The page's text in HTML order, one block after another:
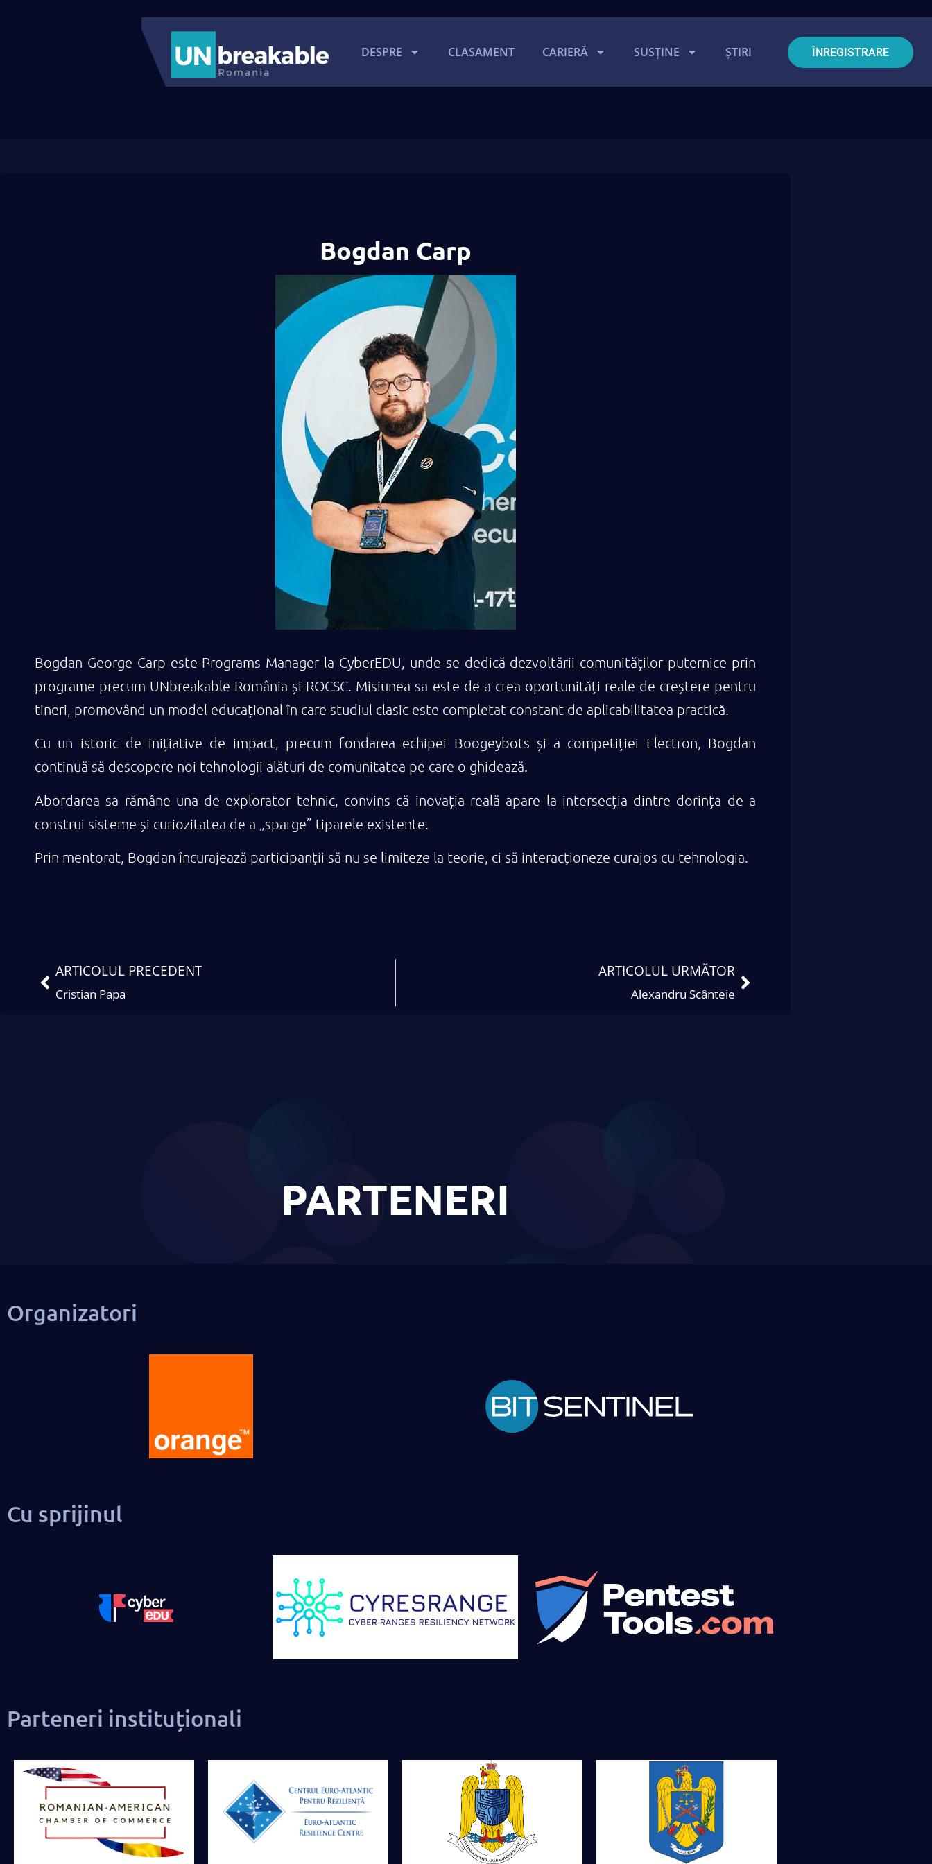
DESPRE CLASAMENT CARIERĂ SUSȚINE ȘTIRI ÎNREGISTRARE
Bogdan Carp
Bogdan George Carp este Programs Manager la CyberEDU, unde se dedică dezvoltării comunităților puternice prin
programe precum UNbreakable România și ROCSC. Misiunea sa este de a crea oportunități reale de creștere pentru
tineri, promovând un model educațional în care studiul clasic este completat constant de aplicabilitatea practică.
Cu un istoric de inițiative de impact, precum fondarea echipei Boogeybots și a competiției Electron, Bogdan
continuă să descopere noi tehnologii alături de comunitatea pe care o ghidează.
Abordarea sa rămâne una de explorator tehnic, convins că inovația reală apare la intersecția dintre dorința de a
construi sisteme și curiozitatea de a „sparge” tiparele existente.
Prin mentorat, Bogdan încurajează participanții să nu se limiteze la teorie, ci să interacționeze curajos cu tehnologia.
ARTICOLUL PRECEDENT
Cristian Papa
ARTICOLUL URMĂTOR
Alexandru Scânteie
PARTENERI
Organizatori
Cu sprijinul
Parteneri instituționali